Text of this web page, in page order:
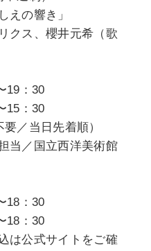
えの響き」
クス、櫻井元希（歌
19：30
15：30
／当日先着順）
当／国立西洋美術館
18：30
18：30
は公式サイトをご確